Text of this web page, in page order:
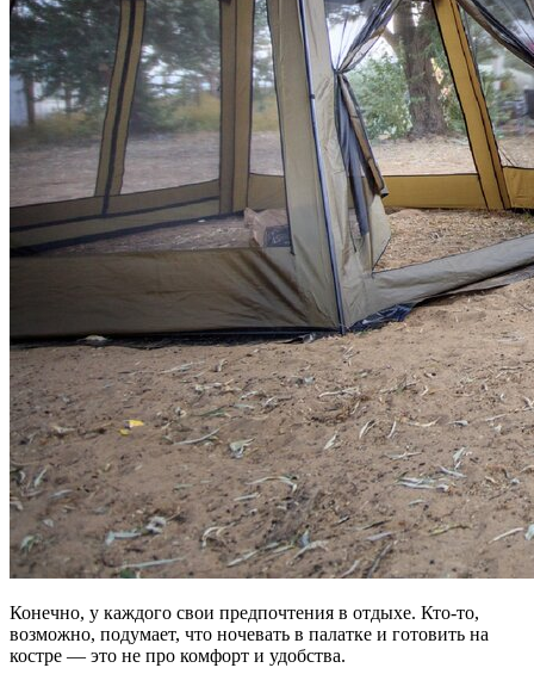
Конечно, у каждого свои предпочтения в отдыхе. Кто-то,
возможно, подумает, что ночевать в палатке и готовить на
костре — это не про комфорт и удобства.